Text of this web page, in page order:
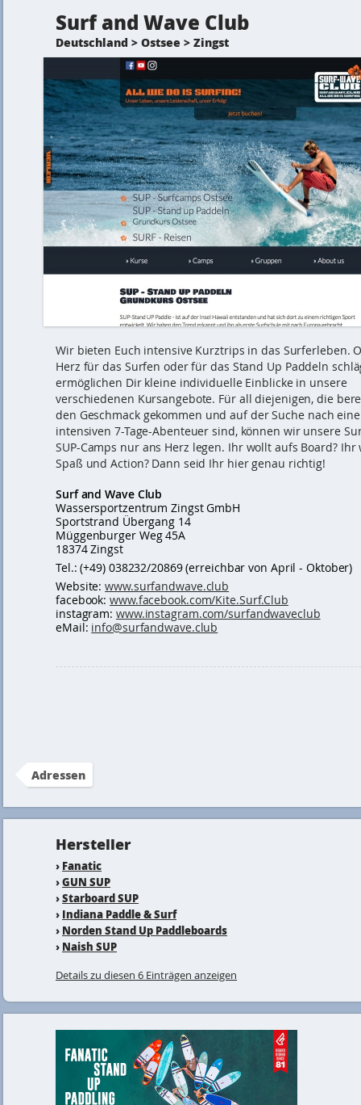
Surf and Wave Club
Deutschland > Ostsee > Zingst
Wir bieten Euch intensive Kurztrips in das Surferleben.
Herz für das Surfen oder für das Stand Up Paddeln
ermöglichen Dir kleine individuelle Einblicke in unsere
verschiedenen Kursangebote. Für all diejenigen, die
den Geschmack gekommen und auf der Suche nach
intensiven 7-Tage-Abenteuer sind, können wir unsere
SUP-Camps nur ans Herz legen. Ihr wollt aufs Board? Ihr
Spaß und Action? Dann seid Ihr hier genau richtig!
Surf and Wave Club
Wassersportzentrum Zingst GmbH
Sportstrand Übergang 14
Müggenburger Weg 45A
18374 Zingst
Tel.: (+49) 038232/20869 (erreichbar von April - Oktober)
Website:www.surfandwave.club
facebook:www.facebook.com/Kite.Surf.Club
instagram: www.instagram.com/surfandwaveclub
eMail: info@surfandwave.club
Adressen
Hersteller
› Fanatic
›GUN SUP
›Starboard SUP
› Indiana Paddle & Surf
› Norden Stand Up Paddleboards
› Naish SUP
Details zu diesen 6 Einträgen anzeigen